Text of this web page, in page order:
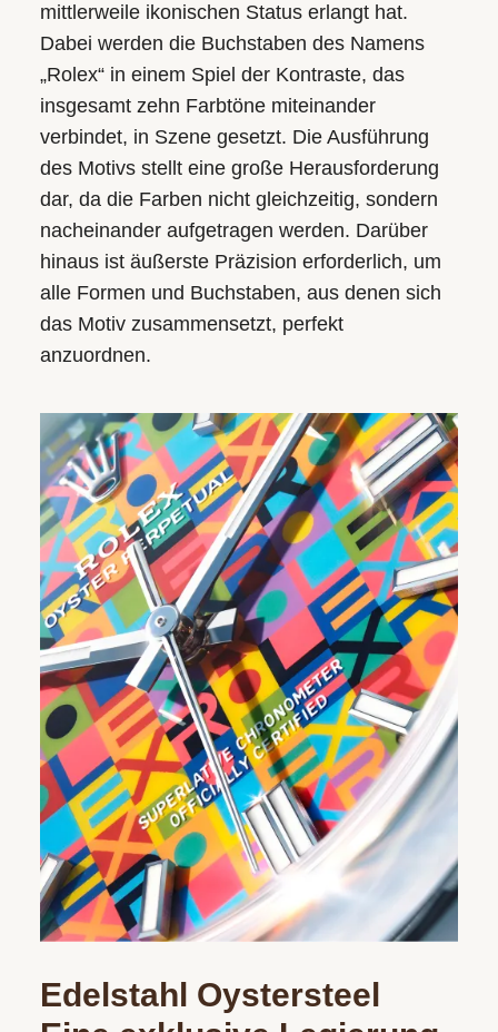
mittlerweile ikonischen Status erlangt hat.
Dabei werden die Buchstaben des Namens
„Rolex“ in einem Spiel der Kontraste, das
insgesamt zehn Farbtöne miteinander
verbindet, in Szene gesetzt. Die Ausführung
des Motivs stellt eine große Herausforderung
dar, da die Farben nicht gleichzeitig, sondern
nacheinander aufgetragen werden. Darüber
hinaus ist äußerste Präzision erforderlich, um
alle Formen und Buchstaben, aus denen sich
das Motiv zusammensetzt, perfekt
anzuordnen.
Edelstahl Oystersteel